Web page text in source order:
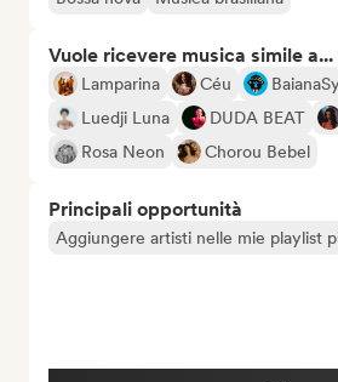
Vuole ricevere musica simile a...
Lamparina Céu
Luedji Luna
DUDA BEAT
Rosa Neon
Chorou Bebel
Principali opportunità
Aggiungere artisti nelle mie playlist